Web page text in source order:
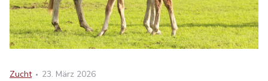
Category
Zucht
Posted
23. März 2026